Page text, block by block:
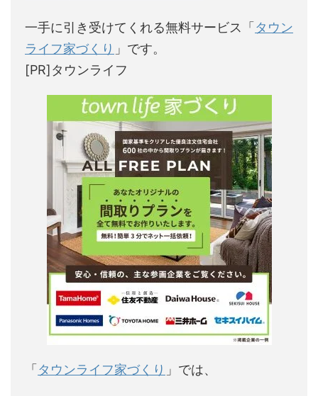
一手に引き受けてくれる無料サービス「タウン
ライフ家づくり 」です。
[PR]タウンライフ
「タウンライフ家づくり 」では、